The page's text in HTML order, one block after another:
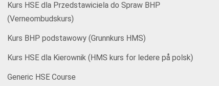
Kurs HSE dla Przedstawiciela do Spraw BHP
(Verneombudskurs)
Kurs BHP podstawowy (Grunnkurs HMS)
Kurs HSE dla Kierownik (HMS kurs for ledere på polsk)
Generic HSE Course